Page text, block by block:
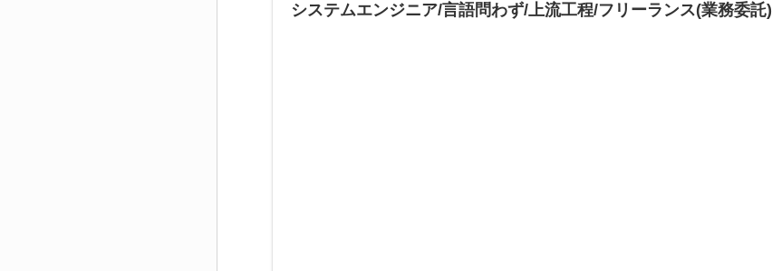
システムエンジニア/言語問わず/上流工程/フリーランス(業務委託)